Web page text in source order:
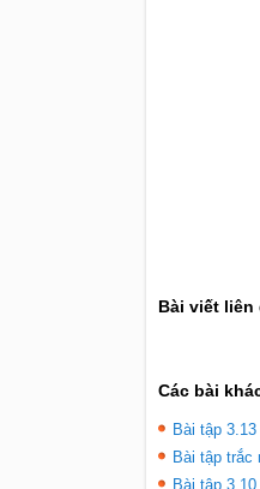
Bài viết liên
Các bài
Bài tập
Bài tập trắc
Bài tập